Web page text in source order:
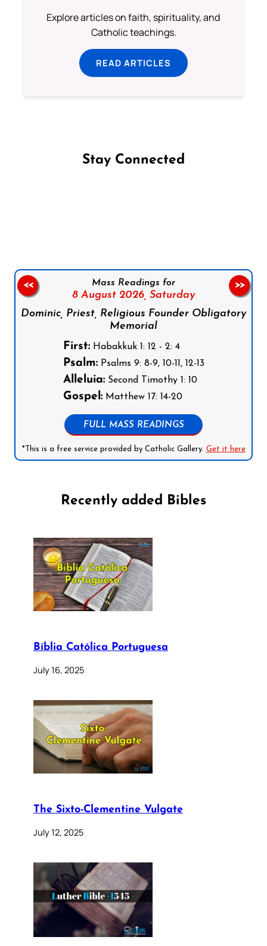
Explore articles on faith, spirituality, and
Catholic teachings.
READ ARTICLES
Stay Connected
Mass Readings for
8 August 2026, Saturday
Dominic, Priest, Religious Founder Obligatory
Memorial
First:Habakkuk 1: 12 - 2: 4
Psalm:Psalms 9: 8-9, 10-11, 12-13
Alleluia:Second Timothy 1: 10
Gospel:Matthew 17: 14-20
FULL MASS READINGS
*This is a free service provided by Catholic Gallery. Get it here
<< >>
Recently added Bibles
Bíblia Católica Portuguesa
July 16, 2025
The Sixto-Clementine Vulgate
July 12, 2025